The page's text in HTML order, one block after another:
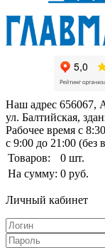
Наш адрес 656067,
ул. Балтийская,
Рабочее время с
с 9:00 до 21:00 (без
Товаров:
0 шт.
На сумму: 0 руб.
Личный кабинет